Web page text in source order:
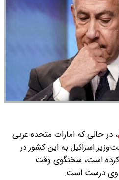
، در حالی که امارات متحده عربی
اسرائیل به این کشور در
است، سخنگوی وقت
وی درست است.